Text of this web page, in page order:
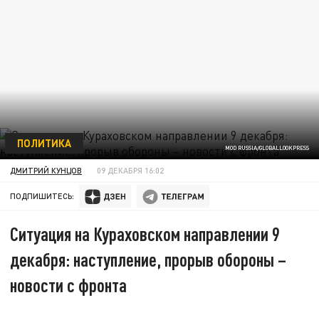
MOD RUSSIA/GLOBALLOOKPRESS
ПОЛИТИКА
ДМИТРИЙ КУНЦОВ 09 ДЕКАБРЯ 16:02
ПОДПИШИТЕСЬ:
Ситуация на Кураховском направлении 9
декабря: наступление, прорыв обороны –
новости с фронта